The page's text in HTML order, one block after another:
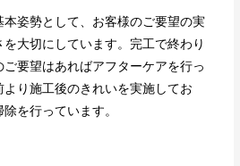
姿勢として、お客様のご要望の実
大切にしています。完工で終わり
要望はあればアフターケアを行っ
り施工後のきれいを実施してお
を行っています。